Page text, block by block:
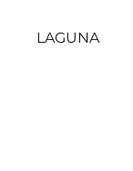
LAGUNA